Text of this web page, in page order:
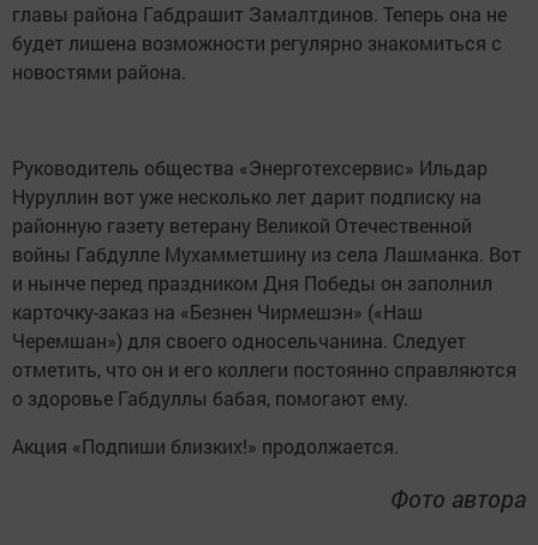
главы района Габдрашит Замалтдинов. Теперь она не
будет лишена возможности регулярно знакомиться с
новостями района.
Руководитель общества «Энерготехсервис» Ильдар
Нуруллин вот уже несколько лет дарит подписку на
районную газету ветерану Великой Отечественной
войны Габдулле Мухамметшину из села Лашманка. Вот
и нынче перед праздником Дня Победы он заполнил
карточку-заказ на «Безнен Чирмешэн» («Наш
Черемшан») для своего односельчанина. Следует
отметить, что он и его коллеги постоянно справляются
о здоровье Габдуллы бабая, помогают ему.
Акция «Подпиши близких!» продолжается.
Фото автора